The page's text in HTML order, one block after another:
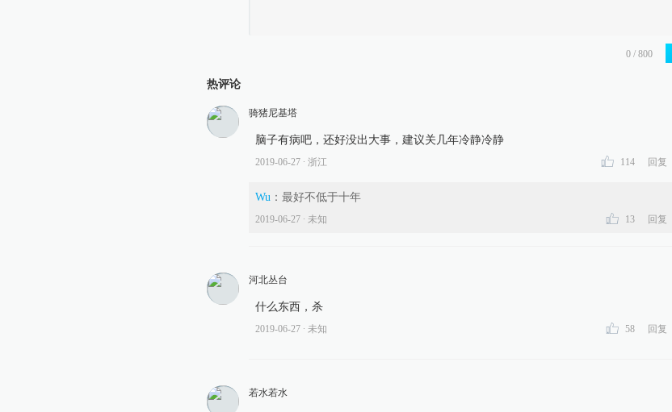
热评论
骑猪尼基塔
脑子有病吧，还好没出大事，建议关几年冷静冷静
2019-06-27 ∙ 浙江 114 回复
Wu ： 最好不低于十年
2019-06-27 ∙ 未知 13 回复
河北丛台
什么东西，杀
2019-06-27 ∙ 未知 58 回复
若水若水